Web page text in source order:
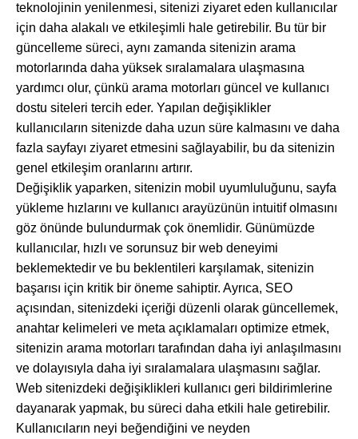
teknolojinin yenilenmesi, sitenizi ziyaret eden kullanıcılar
için daha alakalı ve etkileşimli hale getirebilir. Bu tür bir
güncelleme süreci, aynı zamanda sitenizin arama
motorlarında daha yüksek sıralamalara ulaşmasına
yardımcı olur, çünkü arama motorları güncel ve kullanıcı
dostu siteleri tercih eder. Yapılan değişiklikler
kullanıcıların sitenizde daha uzun süre kalmasını ve daha
fazla sayfayı ziyaret etmesini sağlayabilir, bu da sitenizin
genel etkileşim oranlarını artırır.
Değişiklik yaparken, sitenizin mobil uyumluluğunu, sayfa
yükleme hızlarını ve kullanıcı arayüzünün intuitif olmasını
göz önünde bulundurmak çok önemlidir. Günümüzde
kullanıcılar, hızlı ve sorunsuz bir web deneyimi
beklemektedir ve bu beklentileri karşılamak, sitenizin
başarısı için kritik bir öneme sahiptir. Ayrıca, SEO
açısından, sitenizdeki içeriği düzenli olarak güncellemek,
anahtar kelimeleri ve meta açıklamaları optimize etmek,
sitenizin arama motorları tarafından daha iyi anlaşılmasını
ve dolayısıyla daha iyi sıralamalara ulaşmasını sağlar.
Web sitenizdeki değişiklikleri kullanıcı geri bildirimlerine
dayanarak yapmak, bu süreci daha etkili hale getirebilir.
Kullanıcıların neyi beğendiğini ve neyden